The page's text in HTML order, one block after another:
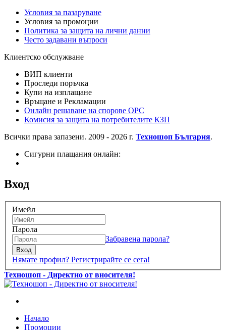
Условия за пазаруване
Условия за промоции
Политика за защита на лични данни
Често задавани въпроси
Клиентско обслужване
ВИП клиенти
Проследи поръчка
Купи на изплащане
Връщане и Рекламации
Онлайн решаване на спорове OPC
Комисия за защита на потребителите КЗП
Всички права запазени. 2009 - 2026 г. Техношоп България.
Сигурни плащания онлайн:
Вход
Имейл
Парола
Забравена парола?
Вход
Нямате профил? Регистрирайте се сега!
Техношоп - Директно от вносителя!
Начало
Промоции